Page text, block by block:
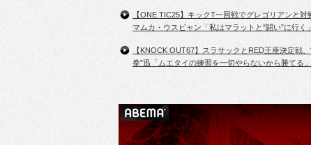
【ONE TIC25】キックT一回戦でグレゴリアンと対
マムカ・ウスビャン「私はマラットと“闘い”に行く」
【KNOCK OUT67】スラサックとRED王座決定戦、
拳”迅「ムエタイの練習を一切やらないから勝てる」